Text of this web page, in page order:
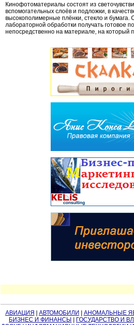
Кинофотоматериалы состоят из
вспомогательных слоёв и подложки, в
высокополимерные плёнки, стекло и бумага.
лабораторной обработки получать готовое
непосредственно на материале, на который
АВИАЦИЯ АВТОМОБИЛИ АНОМАЛЬНЫЕ
БИЗНЕС И ФИНАНСЫ
ГОСУДАРСТВО И